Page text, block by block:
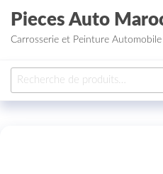
Aller au contenu
Pieces Auto
Carrosserie et Peinture Automobile
Recherche pour :